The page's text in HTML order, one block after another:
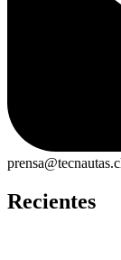
Recientes